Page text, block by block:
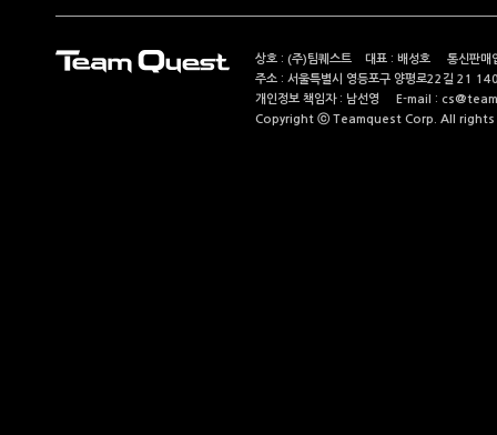
상호 : (주)팀퀘스트 대표 : 배성호 통신판
주소 : 서울특별시 영등포구 양평로22길 21
개인정보 책임자 : 남선영 E-mail :
Copyright ⓒ Teamquest Corp. All rights